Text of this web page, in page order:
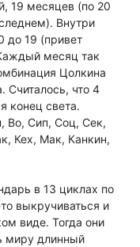
19 месяцев (по 20
Внутри
до 19 (привет
месяц так
Цолкина
Считалось, что 4
конец света.
Во, Сип, Соц, Сек,
Кех, Мак, Канкин,
в 13 циклах по
выкручиваться и
виде. Тогда они
миру длинный